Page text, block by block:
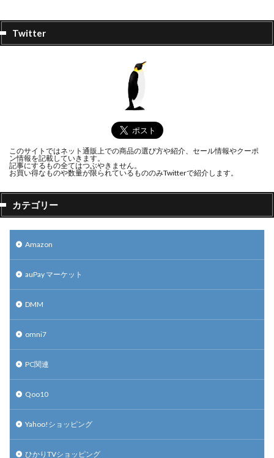
Twitter
このサイトではネット通販上での商品の選び方や紹介、セール情報やクーポ
ン情報を記載していきます。
記事にするもの全てはつぶやきません。
お買い得なものや数量が限られているもののみTwitterで紹介します。
カテゴリー
Amazon
auPay マーケット
DMM
omni7
PC関連
Qoo10
Yahoo!ショッピング
ひかりTVショッピング